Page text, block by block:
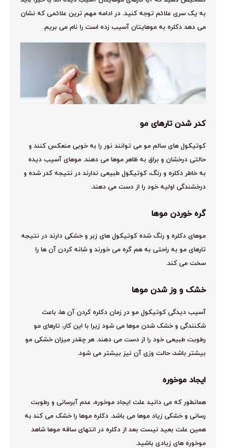
به یک سری علائم توجه کنید. در ادامه مهم ترین علائمی که نشان
می دهد دکلره به موهایتان آسیب زده است را نام می بریم.
کدر شدن تارهای مو
کوتیکول های سالم مو می توانند نور را به خوبی منعکس کنند و
حالتی درخشان و براق به ظاهر موها می دهند. موهای آسیب دیده
به خاطر دکلره و رنگ، کوتیکول طبیعی ندارند در نتیجه کدر شده و
درخشندگی اولیه خود را از دست می دهند.
گره خوردن موها
موهای دکلره و رنگ شده کوتیکول های زبر و خشکی دارند در نتیجه
تارهای مو به راحتی به هم گره می خورند و شانه کردن آن ها را
سخت می کند.
خشک و وز شدن موها
آسیب دیدگی کوتیکول مو در زمان دکلره کردن آن ها، باعث
شکنندگی و خشک شدن موها می شود زیرا با این کار، تارهای مو
رطوبت طبیعی خود را از دست می دهند. هر چقدر میزان خشکی مو
بیشتر باشد، حالت وزی آن نیز بیشتر می شود.
ایجاد موخوره
همانطور که می دانید علت ایجاد موخوره، عدم آبرسانی و رطوبت
رسانی و خشکی زیاد موها می باشد. دکلره موها را خشک می کند به
همین علت بعید نیست بعد از دکلره در انتهای ساقه موها شاهد
موخوره های زیادی باشید.